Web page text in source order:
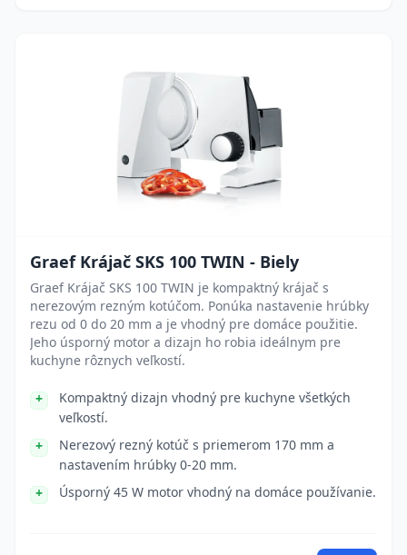
Graef Krájač SKS 100 TWIN - Biely
Graef Krájač SKS 100 TWIN je kompaktný krájač s
nerezovým rezným kotúčom. Ponúka nastavenie hrúbky
rezu od 0 do 20 mm a je vhodný pre domáce použitie.
Jeho úsporný motor a dizajn ho robia ideálnym pre
kuchyne rôznych veľkostí.
Kompaktný dizajn vhodný pre kuchyne všetkých
veľkostí.
Nerezový rezný kotúč s priemerom 170 mm a
nastavením hrúbky 0-20 mm.
Úsporný 45 W motor vhodný na domáce používanie.